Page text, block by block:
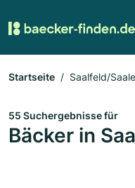
Startseite Saalfeld/Saale
55 Suchergebnisse für
Bäcker in